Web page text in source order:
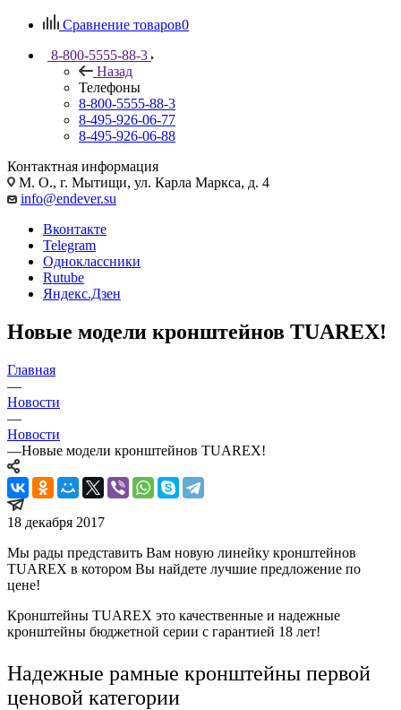
Сравнение товаров0
8-800-5555-88-3
Назад
Телефоны
8-800-5555-88-3
8-495-926-06-77
8-495-926-06-88
Контактная информация
М. О., г. Мытищи, ул. Карла Маркса, д. 4
info@endever.su
Вконтакте
Telegram
Одноклассники
Rutube
Яндекс.Дзен
Новые модели кронштейнов TUAREX!
Главная
—
Новости
—
Новости
—Новые модели кронштейнов TUAREX!
18 декабря 2017
Мы рады представить Вам новую линейку кронштейнов
TUAREX в котором Вы найдете лучшие предложение по
цене!
Кронштейны TUAREX это качественные и надежные
кронштейны бюджетной серии с гарантией 18 лет!
Надежные рамные кронштейны первой
ценовой категории